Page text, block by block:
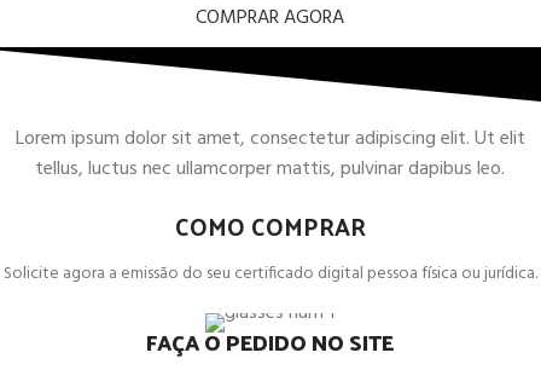
COMPRAR AGORA
Lorem ipsum dolor sit amet, consectetur adipiscing elit. Ut elit
tellus, luctus nec ullamcorper mattis, pulvinar dapibus leo.
COMO COMPRAR
Solicite agora a emissão do seu certificado digital pessoa física ou jurídica.
FAÇA O PEDIDO NO SITE